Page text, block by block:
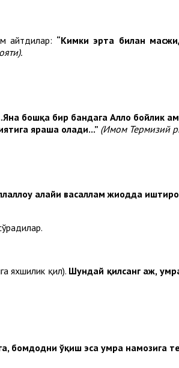
айтдилар: “Кимки эрта билан
бошқа бир бандага Аллоҳ бойлик
яраша олади...” (Имом Термизий
алайҳи васаллам жиҳодда
яхшилик қил). Шундай қилсанг ҳаж,
бомдодни ўқиш эса умра намозига